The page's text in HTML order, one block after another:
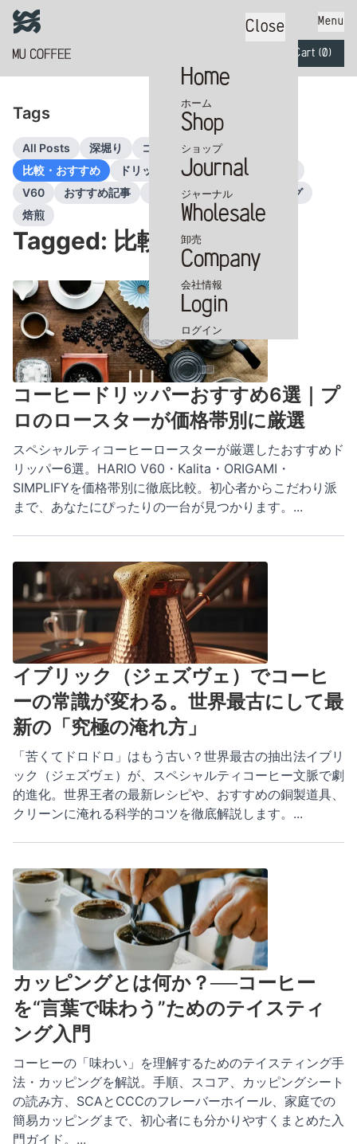
Menu
Cart (0)
Close
Home
ホーム
Shop
ショップ
Journal
ジャーナル
Wholesale
卸売
Company
会社情報
Login
ログイン
カートに商品がありません
Tagged: 比較・おすすめ
コーヒードリッパーおすすめ6選｜プ
ロのロースターが価格帯別に厳選
スペシャルティコーヒーロースターが厳選したおすすめド
リッパー6選。HARIO V60・Kalita・ORIGAMI・
SIMPLIFYを価格帯別に徹底比較。初心者からこだわり派
まで、あなたにぴったりの一台が見つかります。 ...
イブリック（ジェズヴェ）でコーヒ
ーの常識が変わる。世界最古にして最
新の「究極の淹れ方」
「苦くてドロドロ」はもう古い？世界最古の抽出法イブリ
ック（ジェズヴェ）が、スペシャルティコーヒー文脈で劇
的進化。世界王者の最新レシピや、おすすめの銅製道具、
クリーンに淹れる科学的コツを徹底解説します。 ...
カッピングとは何か？──コーヒー
を“言葉で味わう”ためのテイスティ
ング入門
コーヒーの「味わい」を理解するためのテイスティング手
法・カッピングを解説。手順、スコア、カッピングシート
の読み方、SCAとCCCのフレーバーホイール、家庭での
簡易カッピングまで、初心者にも分かりやすくまとめた入
門ガイド。 ...
Tags
All Posts 深堀り コーヒー豆
器具
比較・おすすめ
ドリップコーヒー
グラインダー
V60
おすすめ記事 認証・品質
テイスティング
焙煎